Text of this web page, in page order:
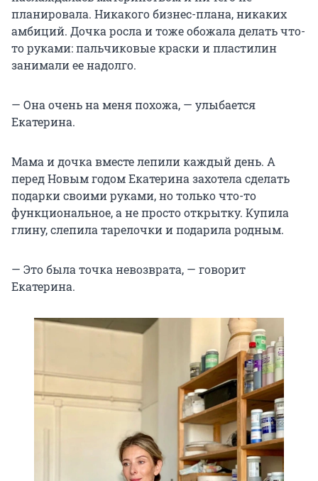
планировала. Никакого бизнес-плана, никаких
амбиций. Дочка росла и тоже обожала делать что-
то руками: пальчиковые краски и пластилин
занимали ее надолго.
— Она очень на меня похожа, — улыбается
Екатерина.
Мама и дочка вместе лепили каждый день. А
перед Новым годом Екатерина захотела сделать
подарки своими руками, но только что-то
функциональное, а не просто открытку. Купила
глину, слепила тарелочки и подарила родным.
— Это была точка невозврата, — говорит
Екатерина.